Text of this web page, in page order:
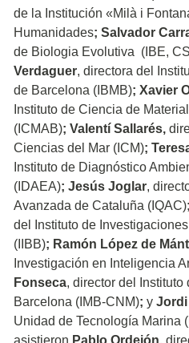
de la Institución «Milà i
Humanidades; Salvador
de Biologia Evolutiva (IBE,
Verdaguer, directora del
de Barcelona (IBMB); Xavier
Instituto de Ciencia de
(ICMAB); Valentí Sallarés,
Ciencias del Mar (ICM);
Instituto de Diagnóstico
(IDAEA); Jesús Joglar,
Avanzada de Cataluña (IQAC);
del Instituto de
(IIBB); Ramón López de
Investigación en Inteligencia
Fonseca, director del
Barcelona (IMB-CNM); y Jordi
Unidad de Tecnología Marina